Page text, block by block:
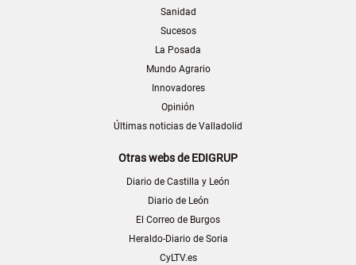
Sanidad
Sucesos
La Posada
Mundo Agrario
Innovadores
Opinión
Últimas noticias de Valladolid
Otras webs de EDIGRUP
Diario de Castilla y León
Diario de León
El Correo de Burgos
Heraldo-Diario de Soria
CyLTV.es